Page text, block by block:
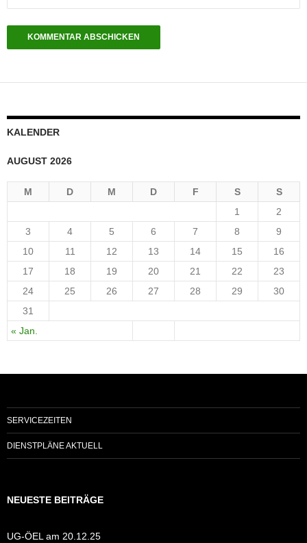
KALENDER
AUGUST 2026
M D M D F S S
« Jan.
1
2
3
4 5 6 7 8
9
10
11 12 13 14 15
16
17
18 19 20 21 22
23
24
25 26 27 28 29
30
31
SERVICEZEITEN
DIENSTPLÄNE AKTUELL
NEUESTE BEITRÄGE
UG-ÖEL am 20.12.25